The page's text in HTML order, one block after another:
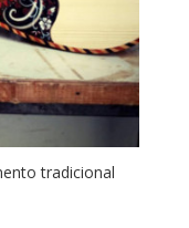
tradicional